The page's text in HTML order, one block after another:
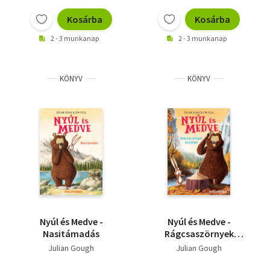
Kosárba
2 - 3 munkanap
Kosárba
2 - 3 munkanap
KÖNYV
Nyúl és Medve -
Nasitámadás
Julian Gough
KÖNYV
Nyúl és Medve -
Rágcsaszörnyek
éjszakája
Julian Gough